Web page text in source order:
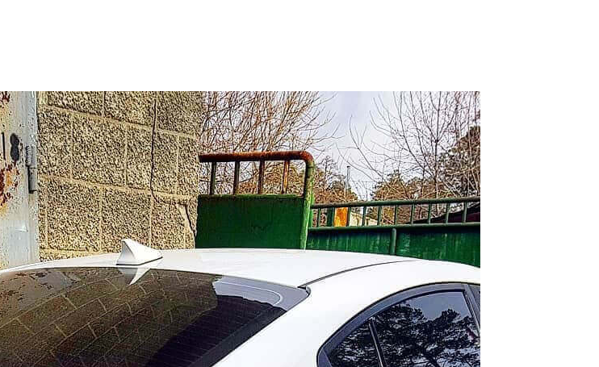
ВИД РАБОТ
Покраска бампера
АВТОМОБИЛЬ
Kia Cerato
СРОК ИСПОЛНЕНИЯ
2 дня